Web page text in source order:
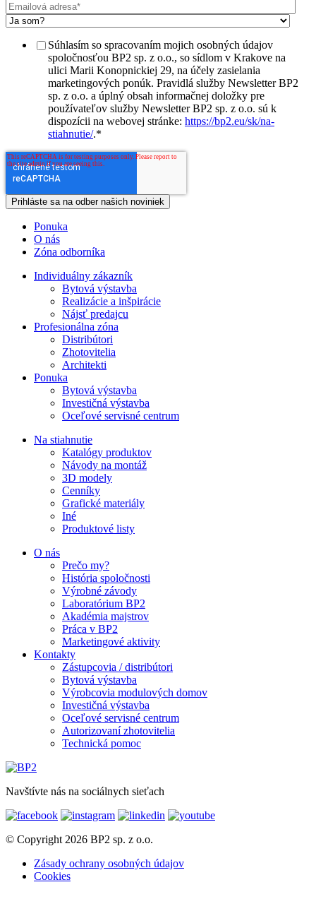
Súhlasím so spracovaním mojich osobných údajov
spoločnosťou BP2 sp. z o.o., so sídlom v Krakove na
ulici Marii Konopnickiej 29, na účely zasielania
marketingových ponúk. Pravidlá služby Newsletter BP2
sp. z o.o. a úplný obsah informačnej doložky pre
používateľov služby Newsletter BP2 sp. z o.o. sú k
dispozícii na webovej stránke: https://bp2.eu/sk/na-
stiahnutie/.*
Ponuka
O nás
Zóna odborníka
Individuálny zákazník
Bytová výstavba
Realizácie a inšpirácie
Nájsť predajcu
Profesionálna zóna
Distribútori
Zhotovitelia
Architekti
Ponuka
Bytová výstavba
Investičná výstavba
Oceľové servisné centrum
Na stiahnutie
Katalógy produktov
Návody na montáž
3D modely
Cenníky
Grafické materiály
Iné
Produktové listy
O nás
Prečo my?
História spoločnosti
Výrobné závody
Laboratórium BP2
Akadémia majstrov
Práca v BP2
Marketingové aktivity
Kontakty
Zástupcovia / distribútori
Bytová výstavba
Výrobcovia modulových domov
Investičná výstavba
Oceľové servisné centrum
Autorizovaní zhotovitelia
Technická pomoc
Navštívte nás na sociálnych sieťach
© Copyright 2026 BP2 sp. z o.o.
Zásady ochrany osobných údajov
Cookies